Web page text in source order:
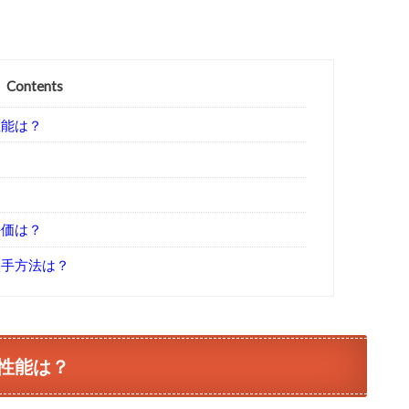
Contents
は？
は？
方法は？
能は？